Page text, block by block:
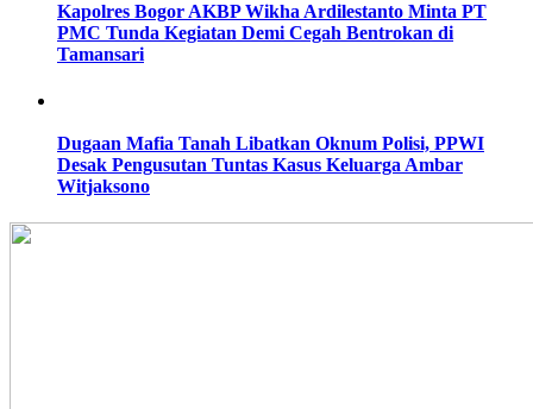
Kapolres Bogor AKBP Wikha Ardilestanto Minta PT
PMC Tunda Kegiatan Demi Cegah Bentrokan di
Tamansari
Dugaan Mafia Tanah Libatkan Oknum Polisi, PPWI
Desak Pengusutan Tuntas Kasus Keluarga Ambar
Witjaksono